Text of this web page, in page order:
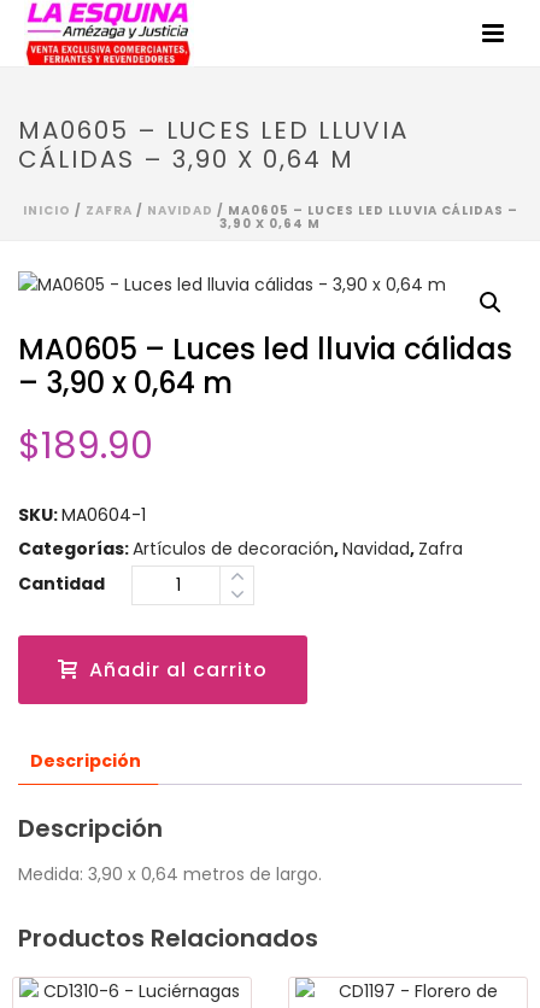
MA0605 – LUCES LED LLUVIA
CÁLIDAS – 3,90 X 0,64 M
INICIO / ZAFRA / NAVIDAD / MA0605 – LUCES LED LLUVIA CÁLIDAS –
3,90 X 0,64 M
MA0605 – Luces led lluvia cálidas
– 3,90 x 0,64 m
$189.90
SKU:MA0604-1
Categorías:Artículos de decoración,Navidad, Zafra
Cantidad
Añadir al carrito
Descripción
Descripción
Medida: 3,90 x 0,64 metros de largo.
Productos Relacionados